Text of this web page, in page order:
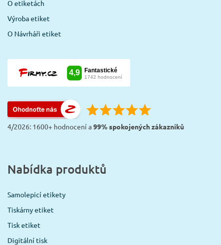
O etiketách
Výroba etiket
O Návrháři etiket
4/2026: 1600+ hodnocení a99% spokojených zákazníků
Nabídka produktů
Samolepicí etikety
Tiskárny etiket
Tisk etiket
Digitální tisk